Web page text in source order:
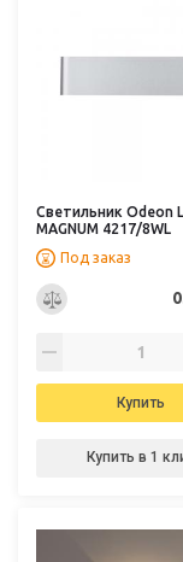
Светильник Odeon
MAGNUM 4217/8WL
Под заказ
Купить
Купить в 1